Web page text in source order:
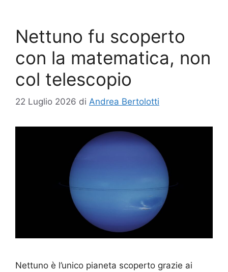
Nettuno fu scoperto
con la matematica, non
col telescopio
22 Luglio 2026 di Andrea Bertolotti
Nettuno è l’unico pianeta scoperto grazie ai